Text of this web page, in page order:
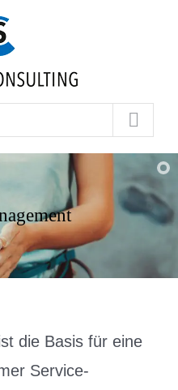
die Basis für eine
Service-